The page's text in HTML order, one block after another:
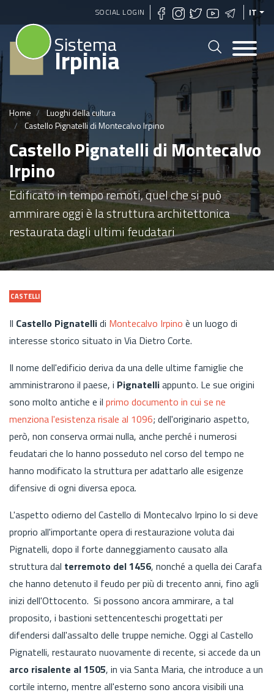
Salta
al
SOCIAL LOGIN IT
Sistema
Irpinia
Home
Luoghi della cultura
Castello Pignatelli di Montecalvo Irpino
Castello Pignatelli di Montecalvo
Irpino
Edificato in tempo remoti, quel che si può
ammirare oggi è la struttura architettonica
restaurata dagli ultimi feudatari
CASTELLI
Il Castello Pignatellidi Montecalvo Irpino è un luogo di
interesse storico situato in Via Dietro Corte.
Il nome dell'edificio deriva da una delle ultime famiglie che
amministrarono il paese, i Pignatelliappunto. Le sue origini
sono molto antiche e il primo documento in cui se ne
menziona l'esistenza risale al 1096; dell'originario aspetto,
però, non conserva ormai nulla, anche perché i numerosi
feudatari che lo hanno posseduto nel corso del tempo ne
hanno modificato la struttura per adattarlo alle esigenze
difensive di ogni diversa epoca.
L'aspetto odierno del Castello di Montecalvo Irpino lo si deve
proprio all'importante opera di restaurazione voluta dai
Pignatelli, dopo il forte danneggiamento causato alla
struttura dal terremoto del 1456, nonché a quella dei Carafa
che hanno detenuto il feudo per più di trecento anni, fino agli
inizi dell'Ottocento. Si possono ancora ammirare, a tal
proposito, i bastioni settencenteschi progettati per
difendersi dall'assalto delle truppe nemiche. Oggi al Castello
Pignatelli, restaurato nuovamente di recente, si accede da un
arco risalente al 1505, in via Santa Maria, che introduce a un
cortile interno, mentre all'esterno sono ancora visibili una